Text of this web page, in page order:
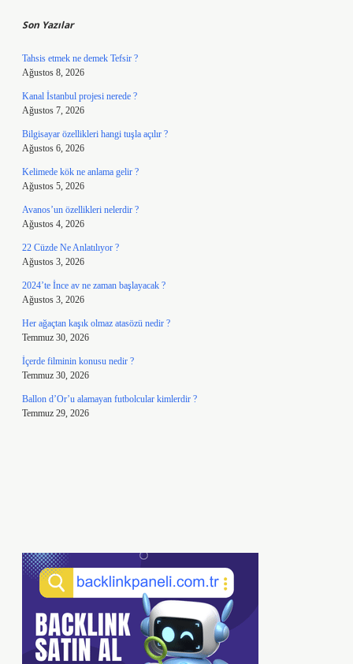
Son Yazılar
Tahsis etmek ne demek Tefsir ?
Ağustos 8, 2026
Kanal İstanbul projesi nerede ?
Ağustos 7, 2026
Bilgisayar özellikleri hangi tuşla açılır ?
Ağustos 6, 2026
Kelimede kök ne anlama gelir ?
Ağustos 5, 2026
Avanos’un özellikleri nelerdir ?
Ağustos 4, 2026
22 Cüzde Ne Anlatılıyor ?
Ağustos 3, 2026
2024’te İnce av ne zaman başlayacak ?
Ağustos 3, 2026
Her ağaçtan kaşık olmaz atasözü nedir ?
Temmuz 30, 2026
İçerde filminin konusu nedir ?
Temmuz 30, 2026
Ballon d’Or’u alamayan futbolcular kimlerdir ?
Temmuz 29, 2026